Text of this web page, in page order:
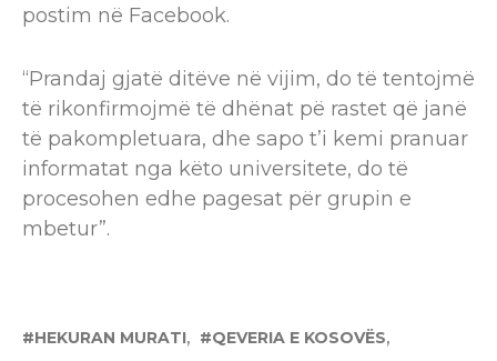
postim në Facebook.
“Prandaj gjatë ditëve në vijim, do të tentojmë
të rikonfirmojmë të dhënat pë rastet që janë
të pakompletuara, dhe sapo t’i kemi pranuar
informatat nga këto universitete, do të
procesohen edhe pagesat për grupin e
mbetur”.
HEKURAN MURATI
QEVERIA E KOSOVËS